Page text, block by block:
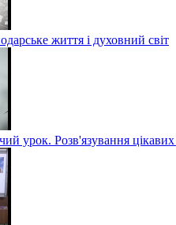
життя і духовний світ
урок. Розв'язування цікавих